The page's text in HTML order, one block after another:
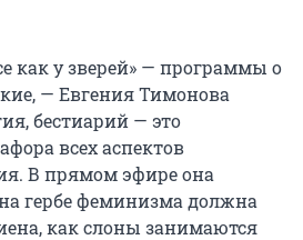
как у зверей» — программы о
— Евгения Тимонова
бестиарий — это
всех аспектов
В прямом эфире она
гербе феминизма должна
как слоны занимаются